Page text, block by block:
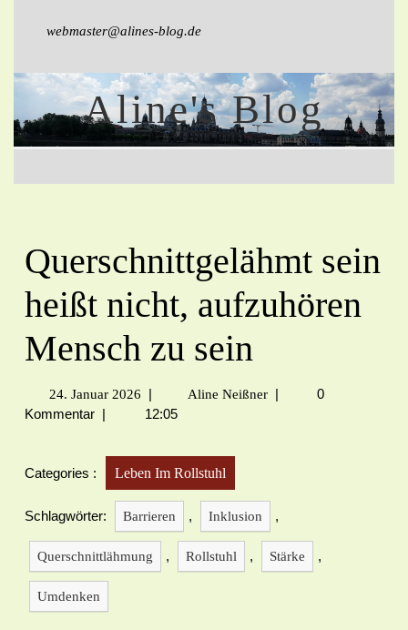
webmaster@alines-blog.de
Aline's Blog
Querschnittgelähmt sein
heißt nicht, aufzuhören
Mensch zu sein
24. Januar 2026 | Aline Neißner |
0
Kommentar | 12:05
Categories : Leben Im Rollstuhl
Schlagwörter: Barrieren , Inklusion ,
Querschnittlähmung , Rollstuhl , Stärke ,
Umdenken